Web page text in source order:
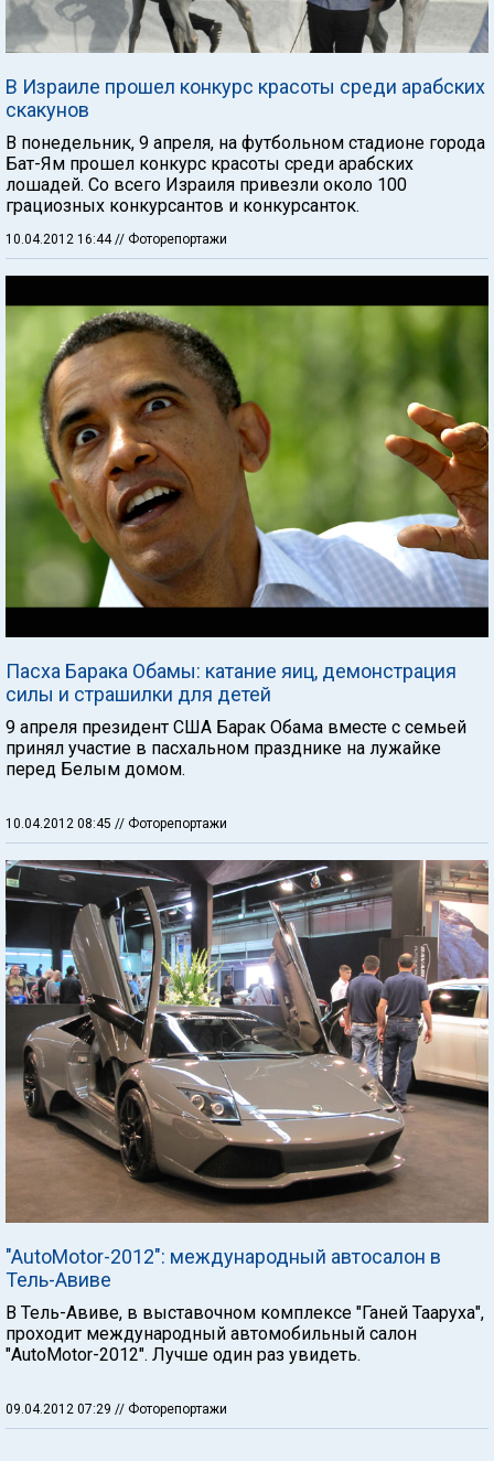
В Израиле прошел конкурс красоты среди арабских
скакунов
В понедельник, 9 апреля, на футбольном стадионе города
Бат-Ям прошел конкурс красоты среди арабских
лошадей. Со всего Израиля привезли около 100
грациозных конкурсантов и конкурсанток.
10.04.2012 16:44 // Фоторепортажи
Пасха Барака Обамы: катание яиц, демонстрация
силы и страшилки для детей
9 апреля президент США Барак Обама вместе с семьей
принял участие в пасхальном празднике на лужайке
перед Белым домом.
10.04.2012 08:45 // Фоторепортажи
"AutoMotor-2012": международный автосалон в
Тель-Авиве
В Тель-Авиве, в выставочном комплексе "Ганей Тааруха",
проходит международный автомобильный салон
"AutoMotor-2012". Лучше один раз увидеть.
09.04.2012 07:29 // Фоторепортажи